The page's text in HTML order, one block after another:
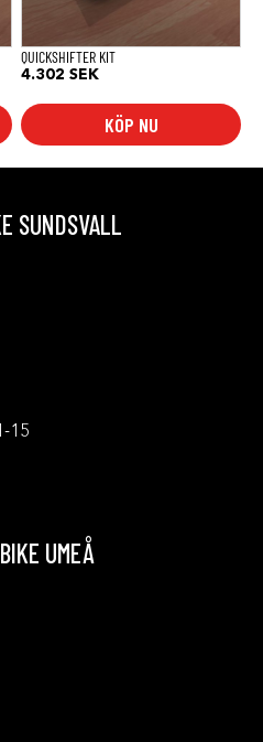
QUICKSHIFTER KIT
4.302 SEK
KÖP NU
SUNDSVALL
15
UMEÅ